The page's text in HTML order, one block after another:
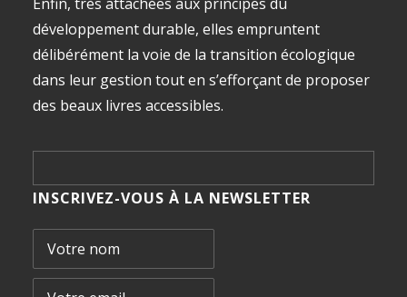
développement durable, elles empruntent
délibérément la voie de la transition écologique
dans leur gestion tout en s’efforçant de proposer
des beaux livres accessibles.
INSCRIVEZ-VOUS À LA NEWSLETTER